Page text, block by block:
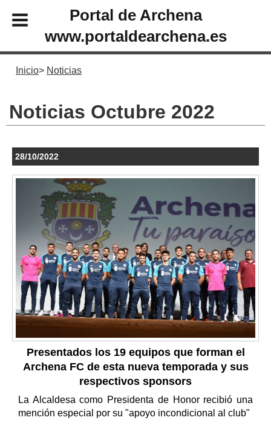
Portal de Archena
www.portaldearchena.es
Inicio Noticias
Noticias Octubre 2022
28/10/2022
Presentados los 19 equipos que forman el
Archena FC de esta nueva temporada y sus
respectivos sponsors
La Alcaldesa como Presidenta de Honor recibió una
mención especial por su "apoyo incondicional al club"